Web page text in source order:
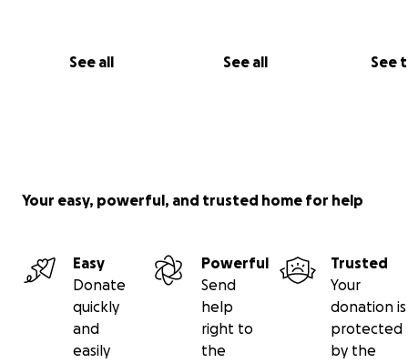
See all See all See
Your easy, powerful, and trusted home for help
Easy
Donate
quickly
and
easily
Powerful
Send
help
right to
the
Trusted
Your
donation is
protected
by the